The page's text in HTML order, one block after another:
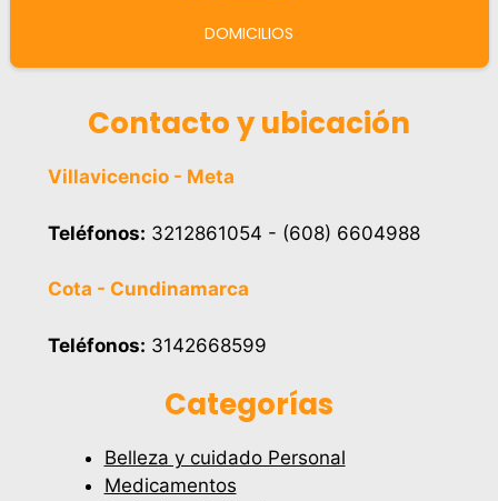
DOMICILIOS
Contacto y ubicación
Villavicencio - Meta
Teléfonos: 3212861054 - (608) 6604988
Cota - Cundinamarca
Teléfonos: 3142668599
Categorías
Belleza y cuidado Personal
Medicamentos